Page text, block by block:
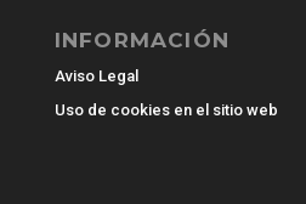
INFORMACIÓN
Aviso Legal
Uso de cookies en el sitio web